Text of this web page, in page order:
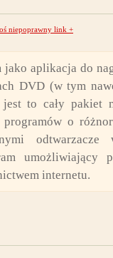
niepoprawny link +
aplikacja do
DVD (w tym
to cały pakiet
o
odtwarzacze
umożliwiający
internetu.